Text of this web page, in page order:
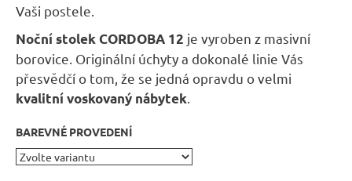
Vaši postele.
Noční stolek CORDOBA 12 je vyroben z masivní
borovice. Originální úchyty a dokonalé linie Vás
přesvědčí o tom, že se jedná opravdu o velmi
kvalitní voskovaný nábytek
BAREVNÉ PROVEDENÍ
D
o
p
o
r